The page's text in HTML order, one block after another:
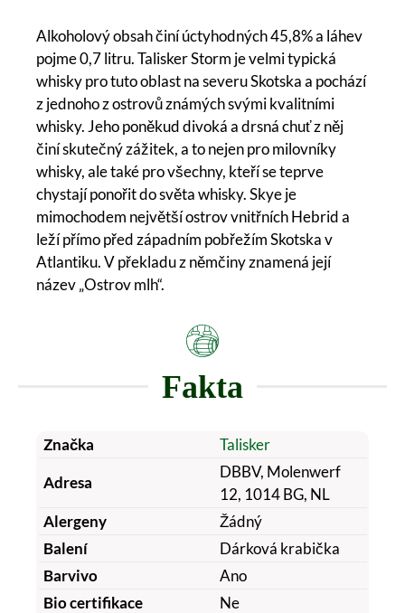
Alkoholový obsah činí úctyhodných 45,8% a láhev
pojme 0,7 litru. Talisker Storm je velmi typická
whisky pro tuto oblast na severu Skotska a pochází
z jednoho z ostrovů známých svými kvalitními
whisky. Jeho poněkud divoká a drsná chuť z něj
činí skutečný zážitek, a to nejen pro milovníky
whisky, ale také pro všechny, kteří se teprve
chystají ponořit do světa whisky. Skye je
mimochodem největší ostrov vnitřních Hebrid a
leží přímo před západním pobřežím Skotska v
Atlantiku. V překladu z němčiny znamená její
název „Ostrov mlh“.
Fakta
Značka
Talisker
Adresa
DBBV, Molenwerf
12, 1014 BG, NL
Alergeny
Žádný
Balení
Dárková krabička
Barvivo
Ano
Bio certifikace
Ne